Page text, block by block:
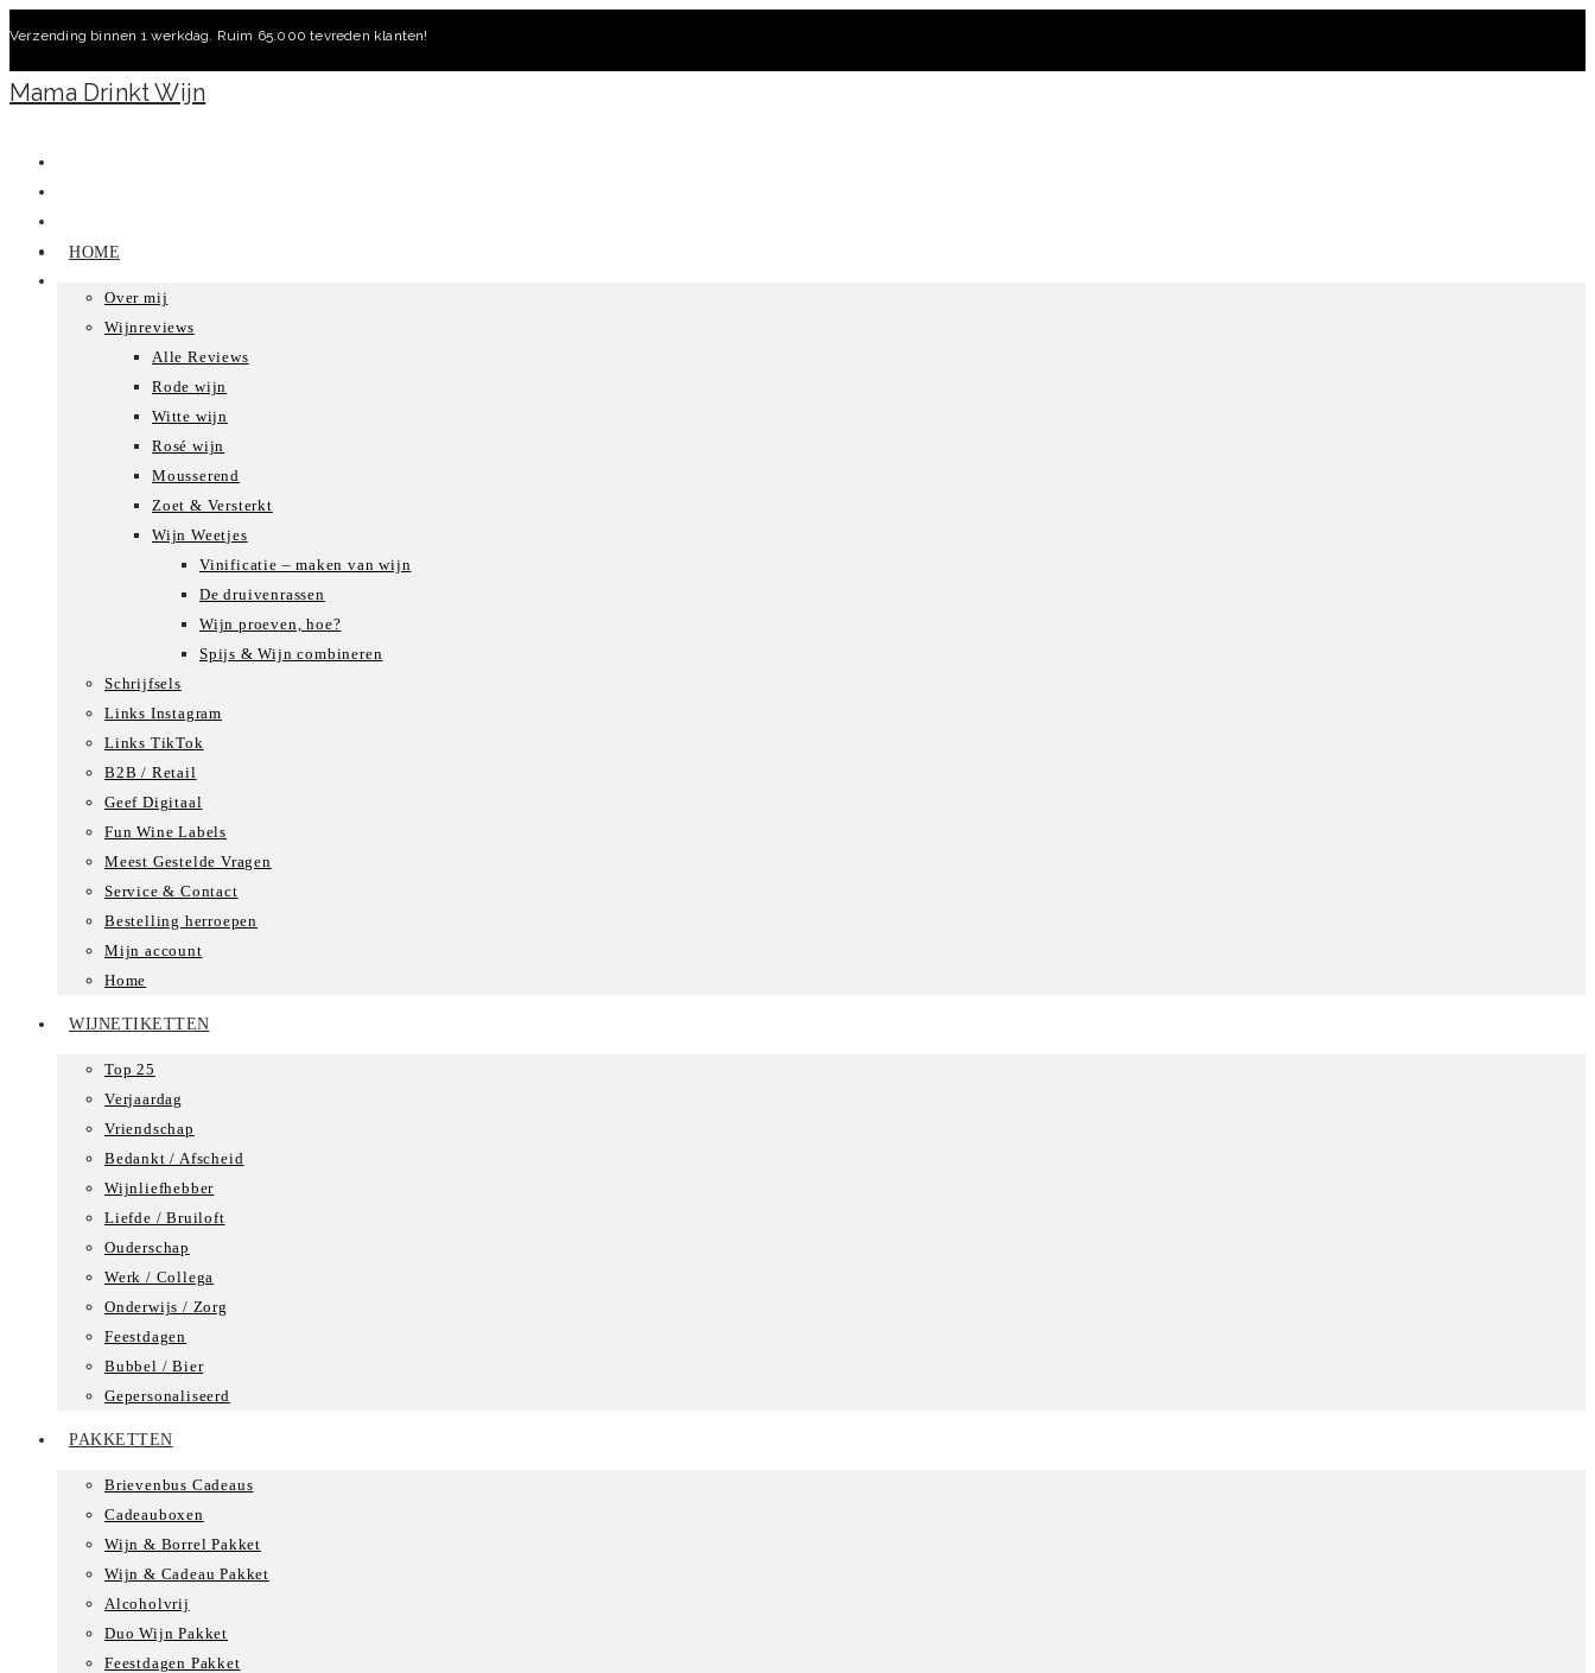
inhoud
Verzending binnen 1 werkdag. Ruim 65.000 tevreden klanten!
Mama Drinkt Wijn
HOME
Over mij
Wijnreviews
Alle Reviews
Rode wijn
Witte wijn
Rosé wijn
Mousserend
Zoet & Versterkt
Wijn Weetjes
Vinificatie – maken van wijn
De druivenrassen
Wijn proeven, hoe?
Spijs & Wijn combineren
Schrijfsels
Links Instagram
Links TikTok
B2B / Retail
Geef Digitaal
Fun Wine Labels
Meest Gestelde Vragen
Service & Contact
Bestelling herroepen
Mijn account
Home
WIJNETIKETTEN
Top 25
Verjaardag
Vriendschap
Bedankt / Afscheid
Wijnliefhebber
Liefde / Bruiloft
Ouderschap
Werk / Collega
Onderwijs / Zorg
Feestdagen
Bubbel / Bier
Gepersonaliseerd
PAKKETTEN
Brievenbus Cadeaus
Cadeauboxen
Wijn & Borrel Pakket
Wijn & Cadeau Pakket
Alcoholvrij
Duo Wijn Pakket
Feestdagen Pakket